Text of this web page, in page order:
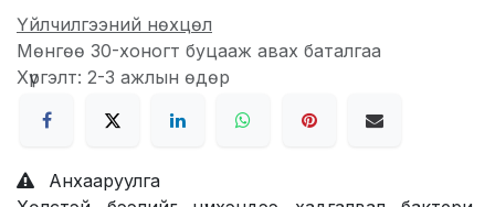
Үйлчилгээний нөхцөл
Мөнгөө 30-хоногт буцааж авах баталгаа
Хүргэлт: 2-3 ажлын өдөр
Анхааруулга